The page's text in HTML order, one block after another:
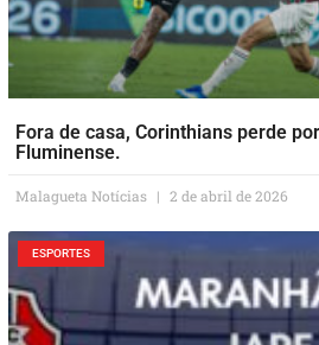
Fora de casa, Corinthians perde
Fluminense.
Malagueta Notícias 2 de abril de 2026
ESPORTES